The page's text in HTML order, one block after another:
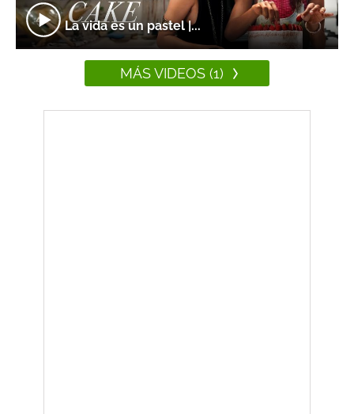
La vida es un pastel |...
MÁS VIDEOS (1)